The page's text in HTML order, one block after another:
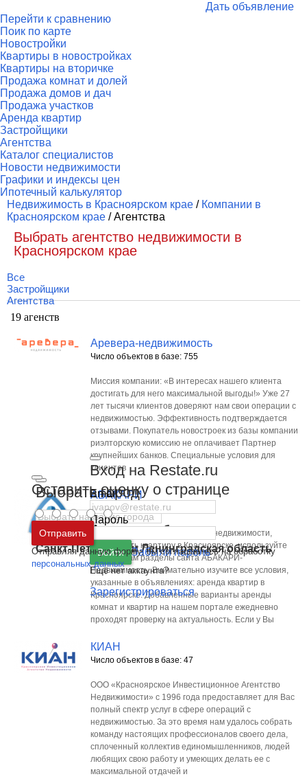
Дать объявление
Перейти к сравнению
Поик по карте
Новостройки
Квартиры в новостройках
Квартиры на вторичке
Продажа комнат и долей
Продажа домов и дач
Продажа участков
Аренда квартир
Застройщики
Агентства
Каталог специалистов
Новости недвижимости
Графики и индексы цен
Ипотечный калькулятор
Выбрать город
Москва и
Московская область
Санкт-Петербург иЛенинградская область
Вход на Restate.ru
Email
Пароль
Войти Забыли пароль
Ещё нет аккаунта?
Зарегистрироваться
Недвижимость в Красноярском крае / Компании в
Красноярском крае / Агентства
Выбрать агентство недвижимости в
Красноярском крае
Все
Застройщики
Агентства
19 агенств
Аревера-недвижимость
Число объектов в базе: 755
Миссия компании: «В интересах нашего клиента
достигать для него максимальной выгоды!» Уже 27
лет тысячи клиентов доверяют нам свои операции с
недвижимостью. Эффективность подтверждается
отзывами. Покупатель новостроек из базы компании
риэлторскую комиссию не оплачивает Партнер
крупнейших банков. Специальные условия для
клиентов
АБАКАРИ
Число объектов в базе: 133
Вы ищете надежное агентство недвижимости,
чтобы снять квартиру в Красноярске, используйте
нужные Вам разделы сайта АБАКАРИ-
Недвижимость. Внимательно изучите все условия,
указанные в объявлениях: аренда квартир в
Красноярске. Добавленные варианты аренды
комнат и квартир на нашем портале ежедневно
проходят проверку на актуальность. Если у Вы
КИАН
Число объектов в базе: 47
ООО «Красноярское Инвестиционное Агентство
Недвижимости» с 1996 года предоставляет для Вас
полный спектр услуг в сфере операций с
недвижимостью. За это время нам удалось собрать
команду настоящих профессионалов своего дела,
сплоченный коллектив единомышленников, людей
любящих свою работу и умеющих делать ее с
максимальной отдачей и
Оставить оценку о странице
Отправить
Отправляя данную форму, вы соглашаетесь на обработку
персональных данных